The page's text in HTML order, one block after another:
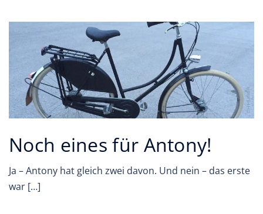
Noch eines für Antony!
Ja – Antony hat gleich zwei davon. Und nein – das erste
war […]